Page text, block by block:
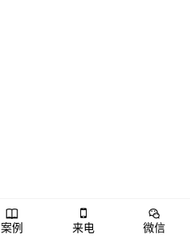
案例 来电 微信